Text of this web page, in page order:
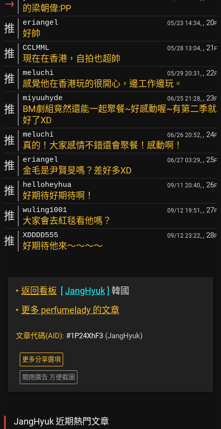
→ 的梁朝偉:PP
推 eriangel 05/23 14:34, , 20F
好帥
推 CCLMML 05/28 13:04, , 21 F
現在在香港，自拍也超帥
推 meluchi 05/29 20:31, , 22F
感覺他在香港玩的很開心，邊工作邊玩。
推
miyuuhyde 06/25 21:28, , 23F
BM劇組竟然還能一起聚餐~好感動喔~有第二季就
好了XD
推 meluchi 06/26 20:52, , 24F
真的！大家感情不錯還會聚餐！感動啊！
推 eriangel 06/27 03:29, , 25F
金毛是尹賢旻嗎？差好多XD
推 helloheyhua 09/11 20:40, , 26F
好期待好期待啊！
推 wuling1001 09/12 19:51, , 27F
大家會去紅毯看他嗎？
推 XDDDD555 09/12 23:22, , 28F
好期待他來～～～～
‣ 返回看板 [JangHyuk] 韓國
‣ 更多 perfumelady 的文章
文章代碼(AID): #1P24XhF3 (JangHyuk)
更多分享選項
關閉廣告 方便截圖
JangHyuk 近期熱門文章